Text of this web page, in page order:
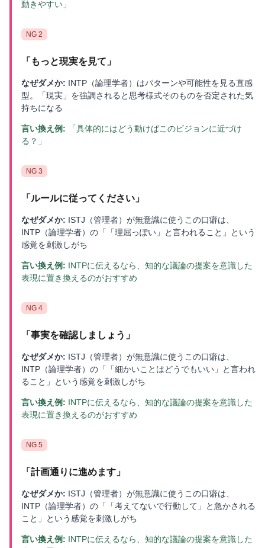
動きやすい」
NG 2
「 もっと現実を見て 」
なぜダメか: INTP（論理学者）はパターンや可能性を見る直感
型。「現実」を強調されると思考様式そのものを否定された気
持ちになる
言い換え例:
「具体的にはどう動けばこのビジョンに近づけ
る？」
NG 3
「 ルールに従ってください 」
なぜダメか: ISTJ（管理者）が無意識に使うこの口癖は、
INTP（論理学者）の「「理屈っぽい」と言われること」という
感覚を刺激しがち
言い換え例: INTPに伝えるなら、知的な議論の提案を意識した
表現に置き換えるのがおすすめ
NG 4
「 事実を確認しましょう 」
なぜダメか: ISTJ（管理者）が無意識に使うこの口癖は、
INTP（論理学者）の「「細かいことはどうでもいい」と言われ
ること」という感覚を刺激しがち
言い換え例: INTPに伝えるなら、知的な議論の提案を意識した
表現に置き換えるのがおすすめ
NG 5
「 計画通りに進めます 」
なぜダメか: ISTJ（管理者）が無意識に使うこの口癖は、
INTP（論理学者）の「「考えてないで行動して」と急かされる
こと」という感覚を刺激しがち
言い換え例: INTPに伝えるなら、知的な議論の提案を意識した